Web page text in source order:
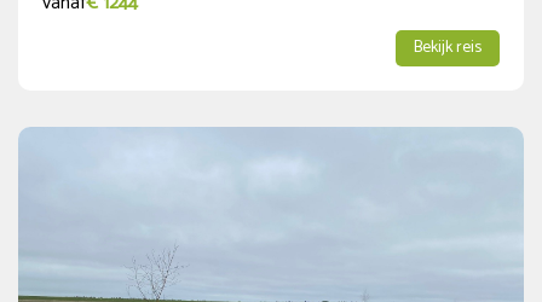
Bekijk reis